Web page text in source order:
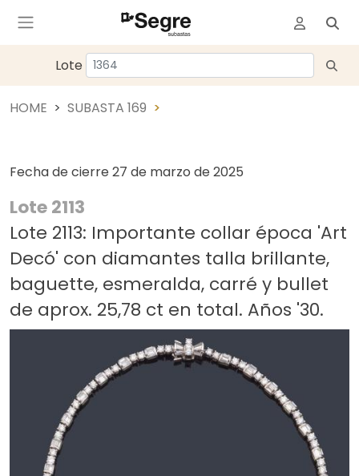
Lote
HOME SUBASTA 169
Fecha de cierre 27 de marzo de 2025
Lote 2113
Lote 2113: Importante collar época 'Art
Decó' con diamantes talla brillante,
baguette, esmeralda, carré y bullet
de aprox. 25,78 ct en total. Años '30.